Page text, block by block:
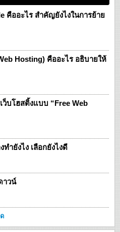
คืออะไร สำคัญยังไงในการย้าย
Hosting) คืออะไร อธิบายให้
ว็บโฮสติ้งแบบ “Free Web
ำยังไง เลือกยังไงดี
าวน์